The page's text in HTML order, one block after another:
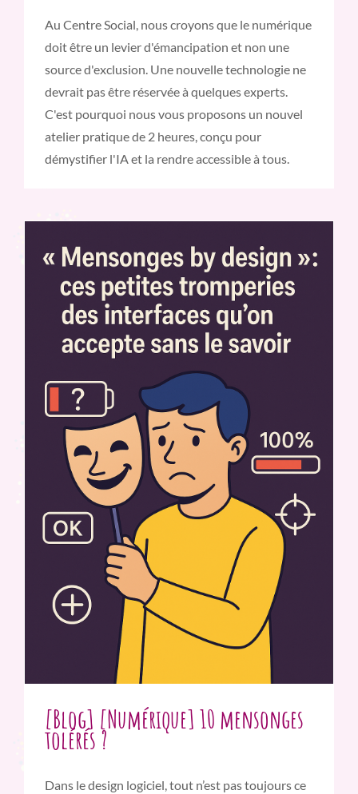
Au Centre Social, nous croyons que le numérique
doit être un levier d'émancipation et non une
source d'exclusion. Une nouvelle technologie ne
devrait pas être réservée à quelques experts.
C'est pourquoi nous vous proposons un nouvel
atelier pratique de 2 heures, conçu pour
démystifier l'IA et la rendre accessible à tous.
[Blog] [Numérique] 10 mensonges
tolérés ?
Dans le design logiciel, tout n’est pas toujours ce